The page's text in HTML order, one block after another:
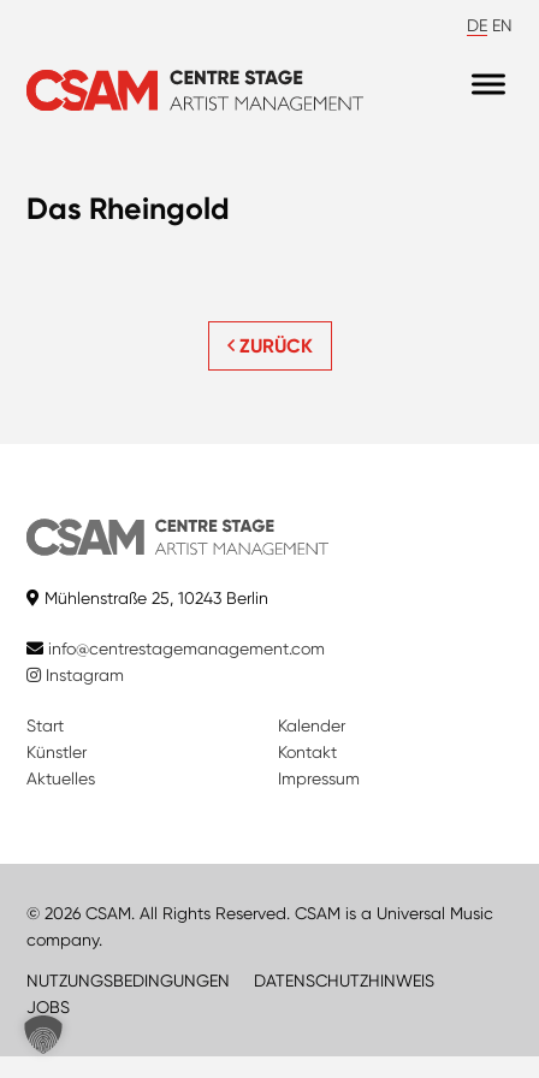
DE EN
Das Rheingold
ZURÜCK
Mühlenstraße 25, 10243 Berlin
info@centrestagemanagement.com
Instagram
Start
Künstler
Aktuelles
Kalender
Kontakt
Impressum
© 2026 CSAM. All Rights Reserved. CSAM is a Universal Music
company.
NUTZUNGSBEDINGUNGEN
DATENSCHUTZHINWEIS
JOBS